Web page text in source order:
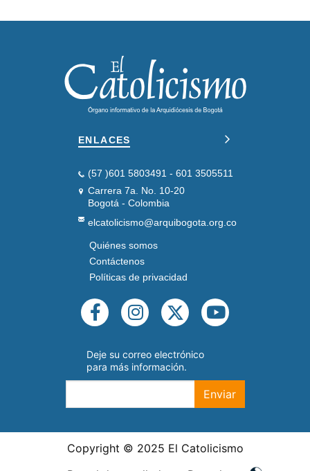
ENLACES
(57 )601 5803491 - 601 3505511
Carrera 7a. No. 10-20
Bogotá - Colombia
elcatolicismo@arquibogota.org.co
PIE
DE
PÁGINA
SEGUNDO
Quiénes somos
Contáctenos
Políticas de privacidad
REDES
SOCIALES
Deje su correo electrónico
para más información.
Enviar
Copyright © 2025 El Catolicismo